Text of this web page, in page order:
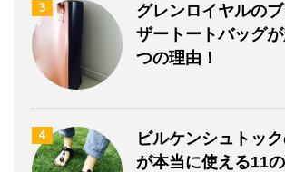
3
グレンロイヤルの
ザートートバッグ
つの理由！
4
ビルケンシュトッ
が本当に使える11